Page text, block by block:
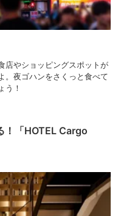
店やショッピングスポットが
。夜ゴハンをさくっと食べて
う！
！「HOTEL Cargo